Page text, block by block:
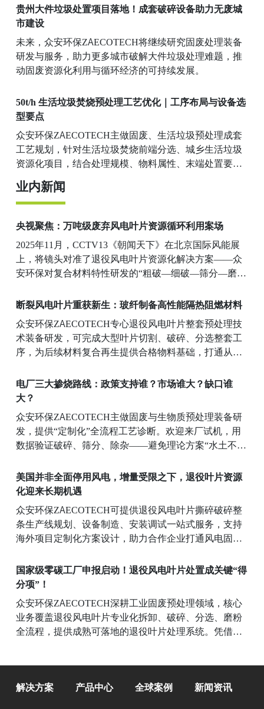
贵州大件垃圾处置项目落地！成套破碎设备助力无废城
市建设
未来，众安环保ZAECOTECH将继续研究固废处理装备
研发与服务，助力更多城市破解大件垃圾处理难题，推
动固废资源化利用与循环经济的可持续发展。
50t/h 生活垃圾焚烧预处理工艺优化｜工序布局与设备选
型要点
众安环保ZAECOTECH主做固废、生活垃圾预处理成套
工艺规划，针对生活垃圾焚烧前端分选、城乡生活垃圾
资源化项目，结合处理规模、物料属性、末端处置要求
定制工艺路线。依托物料平衡测算优化工序排布，剔除
冗余设备，兼顾系统运行稳定性与投资经济性，助力项
目规避工艺设计缺陷。
业内新闻
央视聚焦：万吨级废弃风电叶片资源循环利用案场
2025年11月，CCTV13《朝闻天下》在北京国际风能展
上，将镜头对准了退役风电叶片资源化解决方案——众
安环保对复合材料特性研发的“粗破—细破—筛分—磨
件粗破碎，细碎机进一步粉碎，磨粉机根据需求研磨至
不同细度，产出复合新材料。
断裂风电叶片重获新生：玻纤制备高性能隔热阻燃材料
众安环保ZAECOTECH专心退役风电叶片整套预处理技
术装备研发，可完成大型叶片切割、破碎、分选整套工
序，为后续材料复合再生提供合格物料基础，打通从废
处置的风电巨翼，转化为有实际应用价值的隔热阻燃产
品，这套技术路线工艺简单，具备良好的工业化落地前
电厂三大掺烧路线：政策支持谁？市场谁大？缺口谁
大？
众安环保ZAECOTECH主做固废与生物质预处理装备研
发，提供“定制化”全流程工艺诊断。欢迎来厂试机，用
数据验证破碎、筛分、除杂——避免理论方案“水土不
美国并非全面停用风电，增量受限之下，退役叶片资源
化迎来长期机遇
众安环保ZAECOTECH可提供退役风电叶片撕碎破碎整
条生产线规划、设备制造、安装调试一站式服务，支持
海外项目定制化方案设计，助力合作企业打通风电固废
电资源化市场机遇。
国家级零碳工厂申报启动！退役风电叶片处置成关键“得
分项”！
众安环保ZAECOTECH深耕工业固废预处理领域，核心
业务覆盖退役风电叶片专业化拆卸、破碎、分选、磨粉
全流程，提供成熟可落地的退役叶片处理系统。凭借扎
助力风电产业链完善绿色制造体系，为零碳工厂建设提
解决方案 产品中心 全球案例 新闻资讯